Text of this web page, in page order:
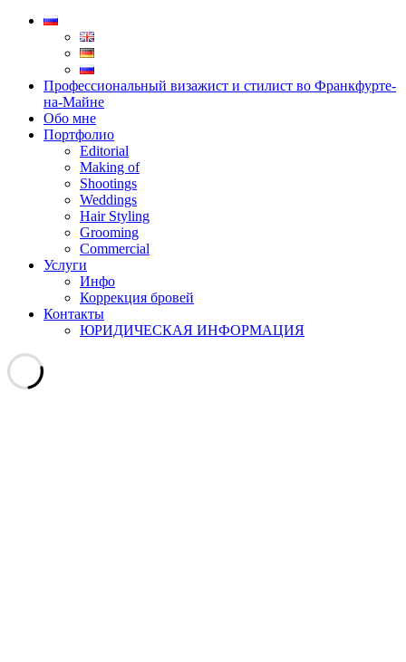
Профессиональный визажист и стилист во Франкфурте-
на-Майне
Обо мне
Портфолио
Editorial
Making of
Shootings
Weddings
Hair Styling
Grooming
Commercial
Услуги
Инфо
Коррекция бровей
Контакты
ЮРИДИЧЕСКАЯ ИНФОРМАЦИЯ